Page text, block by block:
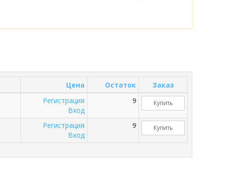
Цена Остаток
Заказ
Регистрация
Вход
9 Купить
Регистрация
Вход
9 Купить